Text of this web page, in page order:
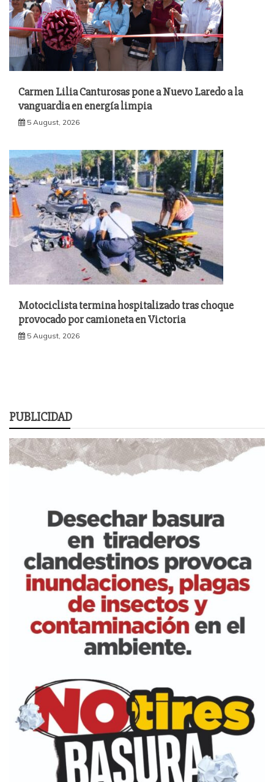
Carmen Lilia Canturosas pone a Nuevo Laredo a la
vanguardia en energía limpia
5 August, 2026
Motociclista termina hospitalizado tras choque
provocado por camioneta en Victoria
5 August, 2026
PUBLICIDAD